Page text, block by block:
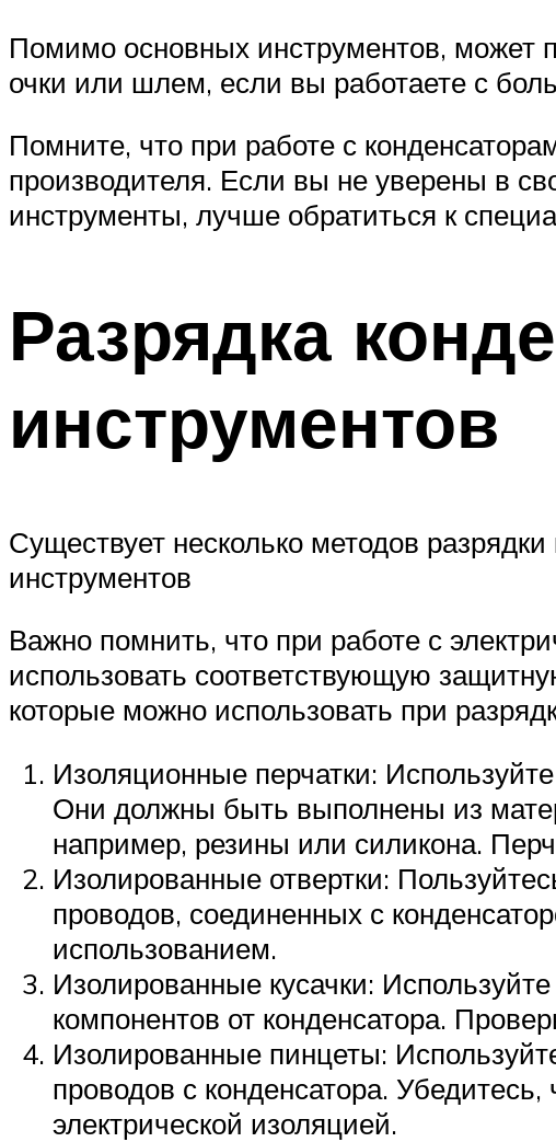
Помимо основных инструментов, может
очки или шлем, если вы работаете с
Помните, что при работе с
производителя. Если вы не уверены в
инструменты, лучше обратиться к
Разрядка
инструментов
Существует несколько методов
инструментов
Важно помнить, что при работе с
использовать соответствующую
которые можно использовать при
Изоляционные перчатки:
Они должны быть выполнены из
например, резины или силикона.
Изолированные отвертки:
проводов, соединенных с
использованием.
Изолированные кусачки:
компонентов от конденсатора.
Изолированные пинцеты:
проводов с конденсатора.
электрической изоляцией.